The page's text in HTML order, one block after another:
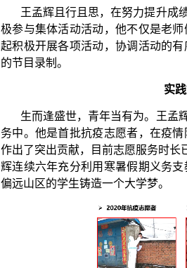
王孟辉且行且思，在努力提升成
极参与集体活动活动，他不仅是老
起积极开展各项活动，协调活动的
的节目录制。
实
生而逢盛世，青年当有为。王孟
务中。他是首批抗疫志愿者，在疫
作出了突出贡献，目前志愿服务时长
辉连续六年充分利用寒暑假期义务
偏远山区的学生铸造一个大学梦。